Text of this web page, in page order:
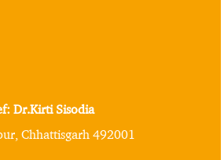
Dr.Kirti Sisodia
Chhattisgarh 492001